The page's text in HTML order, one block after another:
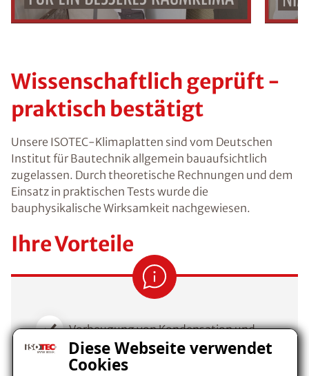
Diese Webseite verwendet
Cookies
Wissenschaftlich geprüft -
praktisch bestätigt
Unsere ISOTEC-Klimaplatten sind vom Deutschen
Institut für Bautechnik allgemein bauaufsichtlich
zugelassen. Durch theoretische Rechnungen und dem
Einsatz in praktischen Tests wurde die
bauphysikalische Wirksamkeit nachgewiesen.
Ihre Vorteile
Vorbeugung von Kondensation und
Schimmelpilzbefall